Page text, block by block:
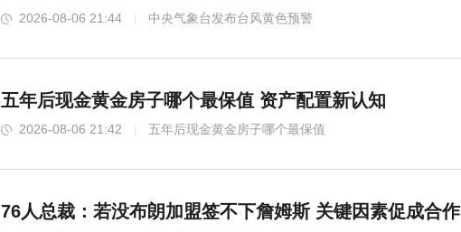
2026-08-06 21:44 中央气象台发布台风黄色预警
五年后现金黄金房子哪个最保值 资产配置新认知
2026-08-06 21:42 五年后现金黄金房子哪个最保值
76人总裁：若没布朗加盟签不下詹姆斯 关键因素促成合作